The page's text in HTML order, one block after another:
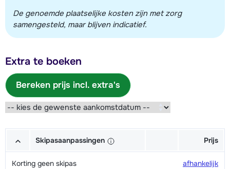
De genoemde plaatselijke kosten zijn met zorg
samengesteld, maar blijven indicatief.
Extra te boeken
Bereken prijs incl. extra's
Skipasaanpassingen Prijs
Korting geen skipas
afhankelijk